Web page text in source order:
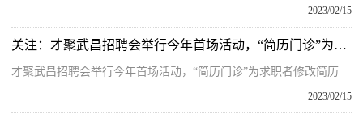
2023/02/15
关注：才聚武昌招聘会举行今年首场活动，“简历门诊”为求职者修改简历
才聚武昌招聘会举行今年首场活动，“简历门诊”为求职者修改简历
2023/02/15